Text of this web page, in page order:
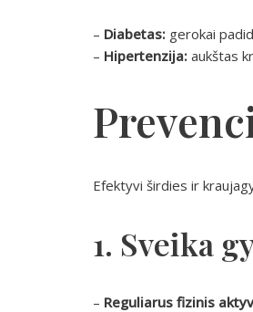
– Diabetas: gerokai
– Hipertenzija: aukštas
Efektyvi širdies ir
1. Sveika
– Reguliarus fizinis